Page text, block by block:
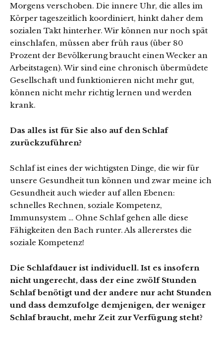
Morgens verschoben. Die innere Uhr, die alles im
Körper tageszeitlich koordiniert, hinkt daher dem
sozialen Takt hinterher. Wir können nur noch spät
einschlafen, müssen aber früh raus (über 80
Prozent der Bevölkerung braucht einen Wecker an
Arbeitstagen). Wir sind eine chronisch übermüdete
Gesellschaft und funktionieren nicht mehr gut,
können nicht mehr richtig lernen und werden
krank.
Das alles ist für Sie also auf den Schlaf
zurückzuführen?
Schlaf ist eines der wichtigsten Dinge, die wir für
unsere Gesundheit tun können und zwar meine ich
Gesundheit auch wieder auf allen Ebenen:
schnelles Rechnen, soziale Kompetenz,
Immunsystem … Ohne Schlaf gehen alle diese
Fähigkeiten den Bach runter. Als allererstes die
soziale Kompetenz!
Die Schlafdauer ist individuell. Ist es insofern
nicht ungerecht, dass der eine zwölf Stunden
Schlaf benötigt und der andere nur acht Stunden
und dass demzufolge demjenigen, der weniger
Schlaf braucht, mehr Zeit zur Verfügung steht?